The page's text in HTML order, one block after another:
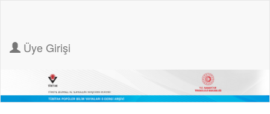
Üye Girişi